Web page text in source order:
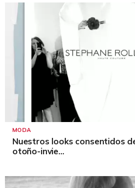
MODA
Nuestros looks consentidos
otoño-invie...